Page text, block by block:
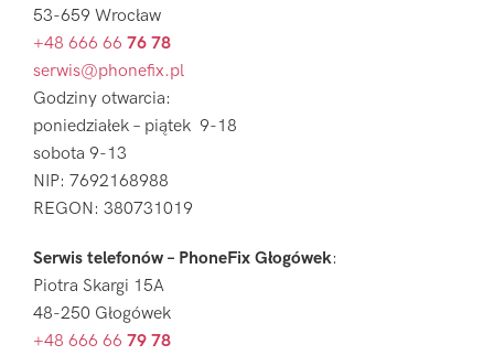
53-659 Wrocław
+48 666 66 76 78
serwis@phonefix.pl
Godziny otwarcia:
poniedziałek – piątek 9-18
sobota 9-13
NIP: 7692168988
REGON: 380731019
Serwis telefonów – PhoneFix Głogówek:
Piotra Skargi 15A
48-250 Głogówek
+48 666 66 79 78